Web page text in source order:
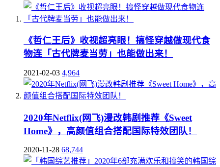
《哲仁王后》收视超亮眼！搞怪穿越做现代食
物连「古代牌麦当劳」也能做出来！
2021-02-03 4,964
2020年Netflix(网飞)漫改韩剧推荐《Sweet
Home》，高颜值组合搭配国际特效团队！
2020-11-28 68,744